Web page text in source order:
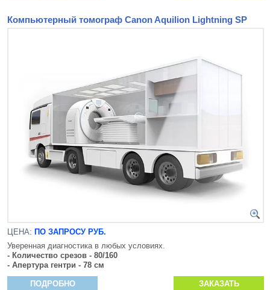
Компьютерный томограф Canon Aquilion Lightning SP
ЦЕНА: ПО ЗАПРОСУ РУБ.
Уверенная диагностика в любых условиях.
- Количество срезов - 80/160
- Апертура гентри - 78 см
ПОДРОБНО ЗАКАЗАТЬ